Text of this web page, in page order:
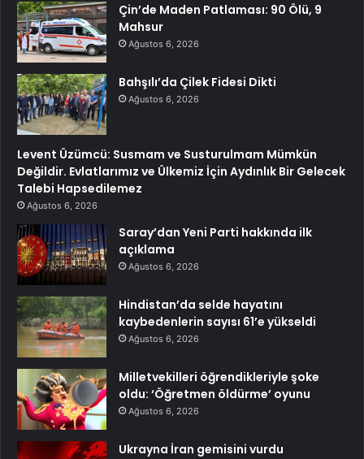
Çin’de Maden Patlaması: 90 Ölü, 9
Mahsur
Ağustos 6, 2026
Bahşılı’da Çilek Fidesi Dikti
Ağustos 6, 2026
Levent Üzümcü: Susmam ve Susturulmam Mümkün
Değildir. Evlatlarımız ve Ülkemiz İçin Aydınlık Bir Gelecek
Talebi Hapsedilemez
Ağustos 6, 2026
Saray’dan Yeni Parti hakkında ilk
açıklama
Ağustos 6, 2026
Hindistan’da selde hayatını
kaybedenlerin sayısı 61’e yükseldi
Ağustos 6, 2026
Milletvekilleri öğrendikleriyle şoke
oldu: ‘Öğretmen öldürme’ oyunu
Ağustos 6, 2026
Ukrayna İran gemisini vurdu